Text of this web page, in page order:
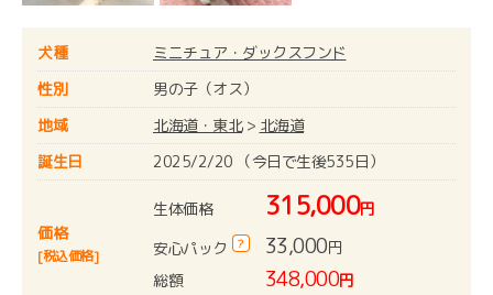
犬種
ミニチュア・ダックスフンド
性別
男の子（オス）
地域
北海道・東北> 北海道
誕生日
2025/2/20 （今日で生後535日）
価格
[税込価格]
生体価格 315,000円
安心パック
? 33,000円
総額
348,000円